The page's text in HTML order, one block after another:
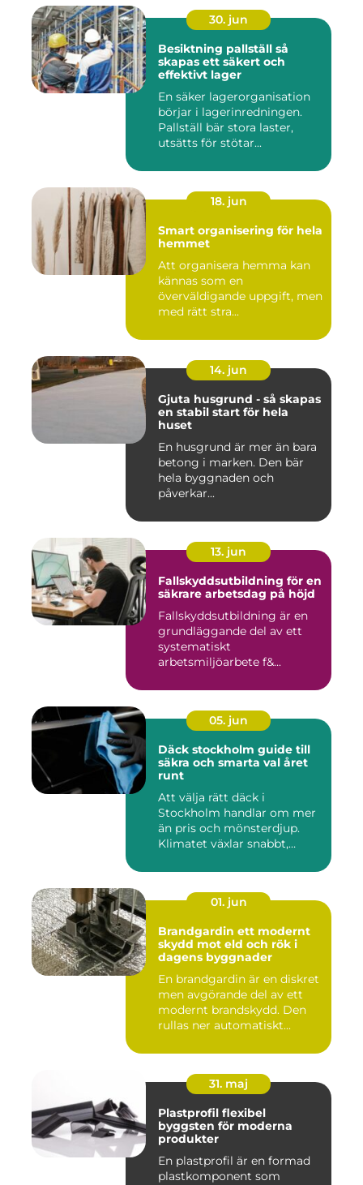
30. jun
Besiktning pallställ så
skapas ett säkert och
effektivt lager
En säker lagerorganisation
börjar i lagerinredningen.
Pallställ bär stora laster,
utsätts för stötar...
18. jun
Smart organisering för hela
hemmet
Att organisera hemma kan
kännas som en
överväldigande uppgift, men
med rätt stra...
14. jun
Gjuta husgrund - så skapas
en stabil start för hela
huset
En husgrund är mer än bara
betong i marken. Den bär
hela byggnaden och
påverkar...
13. jun
Fallskyddsutbildning för en
säkrare arbetsdag på höjd
Fallskyddsutbildning är en
grundläggande del av ett
systematiskt
arbetsmiljöarbete f&...
05. jun
Däck stockholm guide till
säkra och smarta val året
runt
Att välja rätt däck i
Stockholm handlar om mer
än pris och mönsterdjup.
Klimatet växlar snabbt,
01. jun
Brandgardin ett modernt
skydd mot eld och rök i
dagens byggnader
En brandgardin är en diskret
men avgörande del av ett
modernt brandskydd. Den
rullas ner automatiskt...
31. maj
Plastprofil flexibel
byggsten för moderna
produkter
En plastprofil är en formad
plastkomponent som